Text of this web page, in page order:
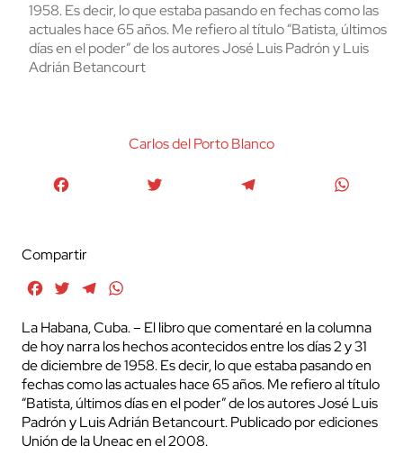
1958. Es decir, lo que estaba pasando en fechas como las
actuales hace 65 años. Me refiero al título “Batista, últimos
días en el poder” de los autores José Luis Padrón y Luis
Adrián Betancourt
Carlos del Porto Blanco
Compartir
FacebookTwitterTelegram
La Habana, Cuba. – El libro que comentaré en la columna
de hoy narra los hechos acontecidos entre los días 2 y 31
de diciembre de 1958. Es decir, lo que estaba pasando en
fechas como las actuales hace 65 años. Me refiero al título
“Batista, últimos días en el poder” de los autores José Luis
Padrón y Luis Adrián Betancourt. Publicado por ediciones
Unión de la Uneac en el 2008.